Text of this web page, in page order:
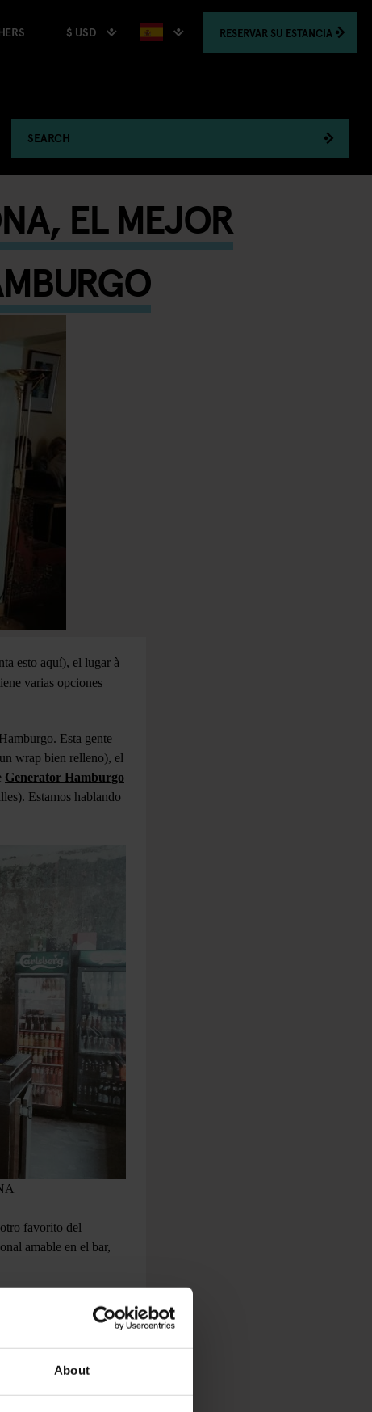
About
$ USD RESERVAR SU ESTANCIA
SEARCH
EL MEJOR
esto aquí), el lugar à
varias opciones
Esta gente
wrap bien relleno), el
Generator Hamburgo
Estamos hablando
favorito del
amable en el bar,